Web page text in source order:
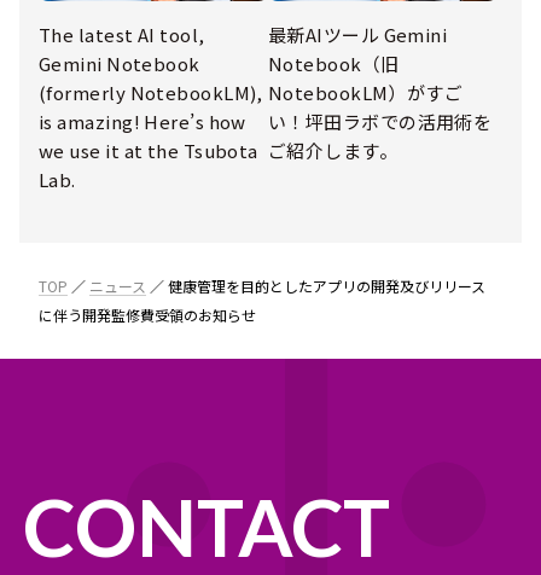
The latest AI tool,
Gemini Notebook
(formerly NotebookLM),
is amazing! Here’s how
we use it at the Tsubota
Lab.
最新AIツール Gemini
Notebook（旧
NotebookLM）がすご
い！坪田ラボでの活用術を
ご紹介します。
TOP ニュース
健康管理を目的としたアプリの開発及びリリース
に伴う開発監修費受領のお知らせ
CONTACT